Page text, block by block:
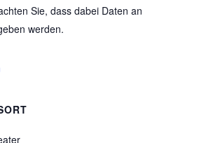
Sie, dass dabei Daten an
werden.